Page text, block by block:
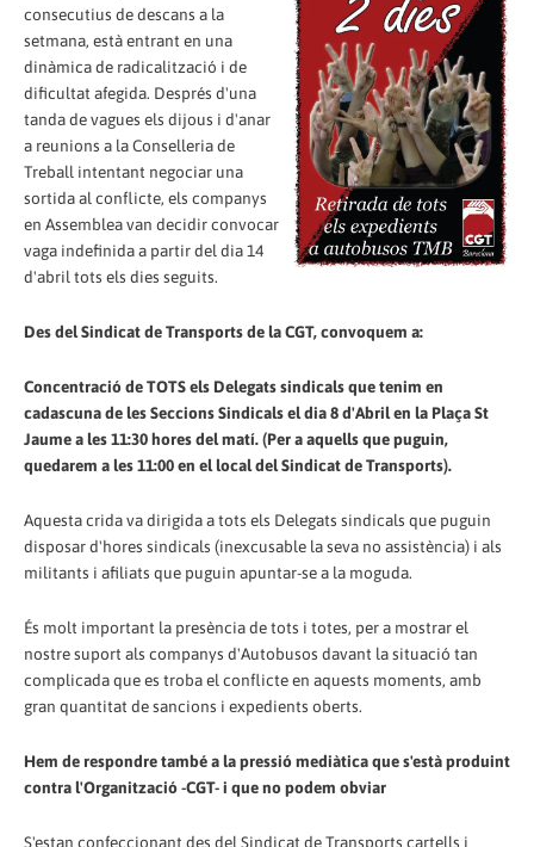
consecutius de descans a la
setmana, està entrant en una
dinàmica de radicalització i de
dificultat afegida. Després d'una
tanda de vagues els dijous i d'anar
a reunions a la Conselleria de
Treball intentant negociar una
sortida al conflicte, els companys
en Assemblea van decidir convocar
vaga indefinida a partir del dia 14
d'abril tots els dies seguits.
Des del Sindicat de Transports de la CGT, convoquem a:
Concentració de TOTS els Delegats sindicals que tenim en
cadascuna de les Seccions Sindicals el dia 8 d'Abril en la Plaça St
Jaume a les 11:30 hores del matí. (Per a aquells que puguin,
quedarem a les 11:00 en el local del Sindicat de Transports).
Aquesta crida va dirigida a tots els Delegats sindicals que puguin
disposar d'hores sindicals (inexcusable la seva no assistència) i als
militants i afiliats que puguin apuntar-se a la moguda.
És molt important la presència de tots i totes, per a mostrar el
nostre suport als companys d'Autobusos davant la situació tan
complicada que es troba el conflicte en aquests moments, amb
gran quantitat de sancions i expedients oberts.
Hem de respondre també a la pressió mediàtica que s'està produint
contra l'Organització -CGT- i que no podem obviar
S'estan confeccionant des del Sindicat de Transports cartells i